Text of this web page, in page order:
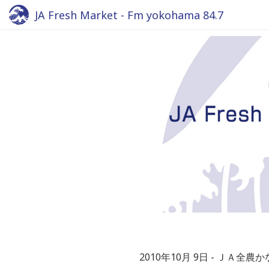
JA Fresh Market - Fm yokohama 84.7
2010年10月 9日 ＪＡ全農か